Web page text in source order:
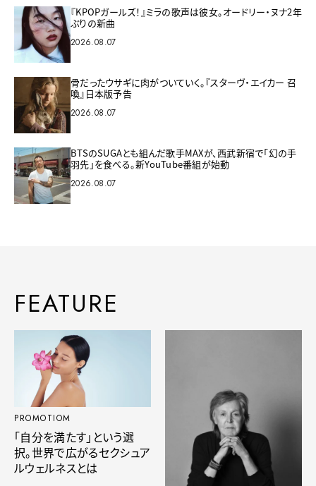
『KPOPガールズ！』ミラの歌声は彼女。オードリー・ヌナ2年
ぶりの新曲
2026.08.07
骨だったウサギに肉がついていく。『スターヴ・エイカー 召
喚』日本版予告
2026.08.07
BTSのSUGAとも組んだ歌手MAXが、西武新宿で「幻の手
羽先」を食べる。新YouTube番組が始動
2026.08.07
FEATURE
PROMOTIOM
「自分を満たす」という選
択。世界で広がるセクシュア
ルウェルネスとは